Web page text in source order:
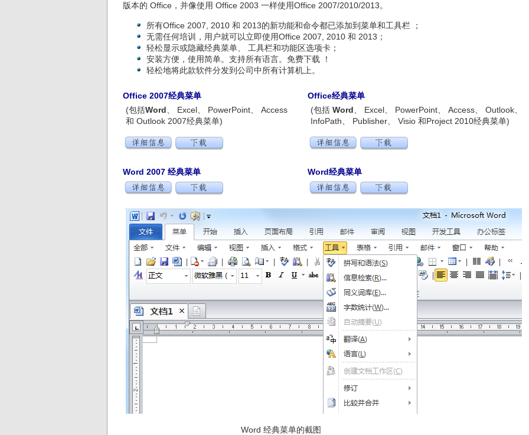
版本的 Office，并像使用 Office 2003 一样使用Office 2007/2010/2013。
所有Office 2007, 2010 和 2013的新功能和命令都已添加到菜单和工具栏 ；
无需任何培训，用户就可以立即使用Office 2007, 2010 和 2013；
轻松显示或隐藏经典菜单、 工具栏和功能区选项卡；
安装方便，使用简单。支持所有语言。免费下载 ！
轻松地将此款软件分发到公司中所有计算机上。
Office 2007经典菜单
(包括Word 、 Excel、 PowerPoint、 Access
和 Outlook 2007经典菜单)
Office经典菜单
(包括 Word 、 Excel、 PowerPoint、 Access、 Outlook、
InfoPath、 Publisher、 Visio 和Project 2010经典菜单)
Word 2007 经典菜单 Word经典菜单
Word 经典菜单的截图